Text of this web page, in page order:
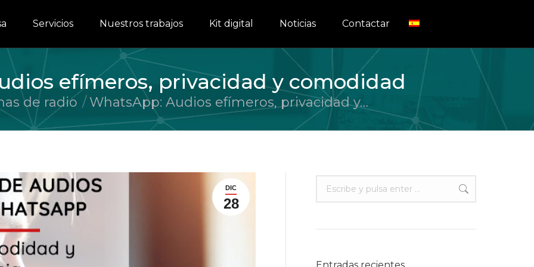
Servicios Nuestros trabajos Kit digital Noticias Contactar
efímeros, privacidad y comodidad
de radio WhatsApp: Audios efímeros, privacidad y…
DIC
28
Buscar: